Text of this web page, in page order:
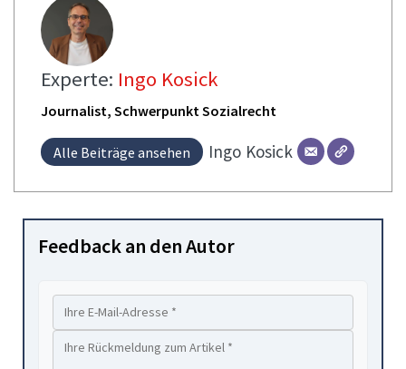
Experte: Ingo Kosick
Journalist, Schwerpunkt Sozialrecht
Alle Beiträge ansehen Ingo Kosick
Feedback an den Autor